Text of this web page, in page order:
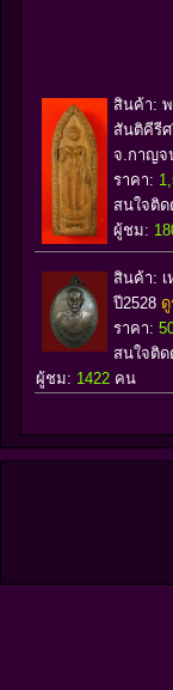
สินค้า: พ
สันติคีรีศ
จ.กาญจ
ราคา:
สนใจติด
ผู้ชม:
สินค้า:
ปี2528
ราคา:
สนใจติด
ผู้ชม: 1422 คน